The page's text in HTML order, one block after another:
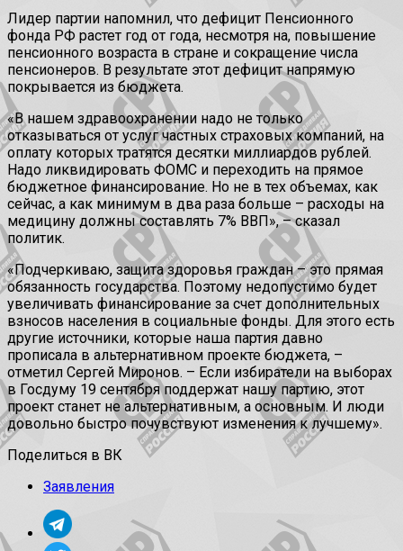
Лидер партии напомнил, что дефицит Пенсионного
фонда РФ растет год от года, несмотря на, повышение
пенсионного возраста в стране и сокращение числа
пенсионеров. В результате этот дефицит напрямую
покрывается из бюджета.
«В нашем здравоохранении надо не только
отказываться от услуг частных страховых компаний, на
оплату которых тратятся десятки миллиардов рублей.
Надо ликвидировать ФОМС и переходить на прямое
бюджетное финансирование. Но не в тех объемах, как
сейчас, а как минимум в два раза больше – расходы на
медицину должны составлять 7% ВВП», – сказал
политик.
«Подчеркиваю, защита здоровья граждан – это прямая
обязанность государства. Поэтому недопустимо будет
увеличивать финансирование за счет дополнительных
взносов населения в социальные фонды. Для этого есть
другие источники, которые наша партия давно
прописала в альтернативном проекте бюджета, –
отметил Сергей Миронов. – Если избиратели на выборах
в Госдуму 19 сентября поддержат нашу партию, этот
проект станет не альтернативным, а основным. И люди
довольно быстро почувствуют изменения к лучшему».
Поделиться в ВК
Заявления